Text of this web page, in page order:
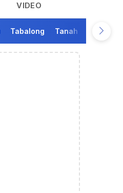
VIDEO
Tabalong Tanah Bumbu